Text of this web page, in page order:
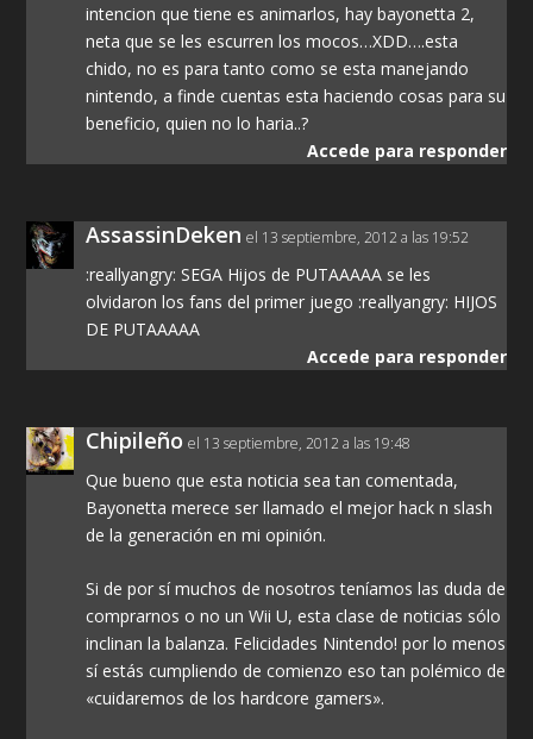
intencion que tiene es animarlos, hay bayonetta 2,
neta que se les escurren los mocos…XDD….esta
chido, no es para tanto como se esta manejando
nintendo, a finde cuentas esta haciendo cosas para su
beneficio, quien no lo haria..?
Accede para responder
AssassinDeken el 13 septiembre, 2012 a las 19:52
:reallyangry: SEGA Hijos de PUTAAAAA se les
olvidaron los fans del primer juego :reallyangry: HIJOS
DE PUTAAAAA
Accede para responder
Chipileño el 13 septiembre, 2012 a las 19:48
Que bueno que esta noticia sea tan comentada,
Bayonetta merece ser llamado el mejor hack n slash
de la generación en mi opinión.
Si de por sí muchos de nosotros teníamos las duda de
comprarnos o no un Wii U, esta clase de noticias sólo
inclinan la balanza. Felicidades Nintendo! por lo menos
sí estás cumpliendo de comienzo eso tan polémico de
«cuidaremos de los hardcore gamers».